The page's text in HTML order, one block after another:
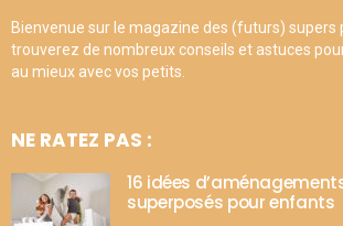
Bienvenue sur le magazine des (futurs) supers
trouverez de nombreux conseils et astuces
au mieux avec vos petits.
NE RATEZ PAS :
16 idées
superposés pour enfants